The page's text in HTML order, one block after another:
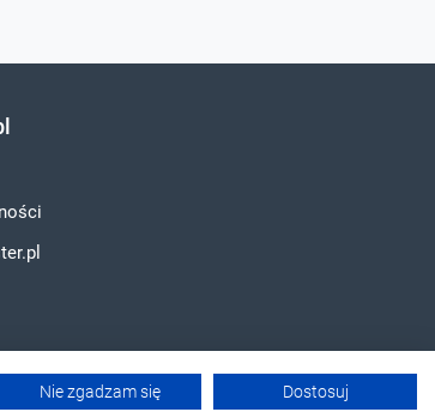
Nie zgadzam się Dostosuj